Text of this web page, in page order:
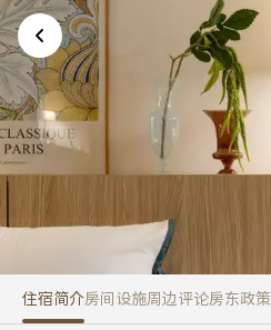
Green on Stay
住宿简介房间设施周边评论房东政策
发生未知错误。请重试。